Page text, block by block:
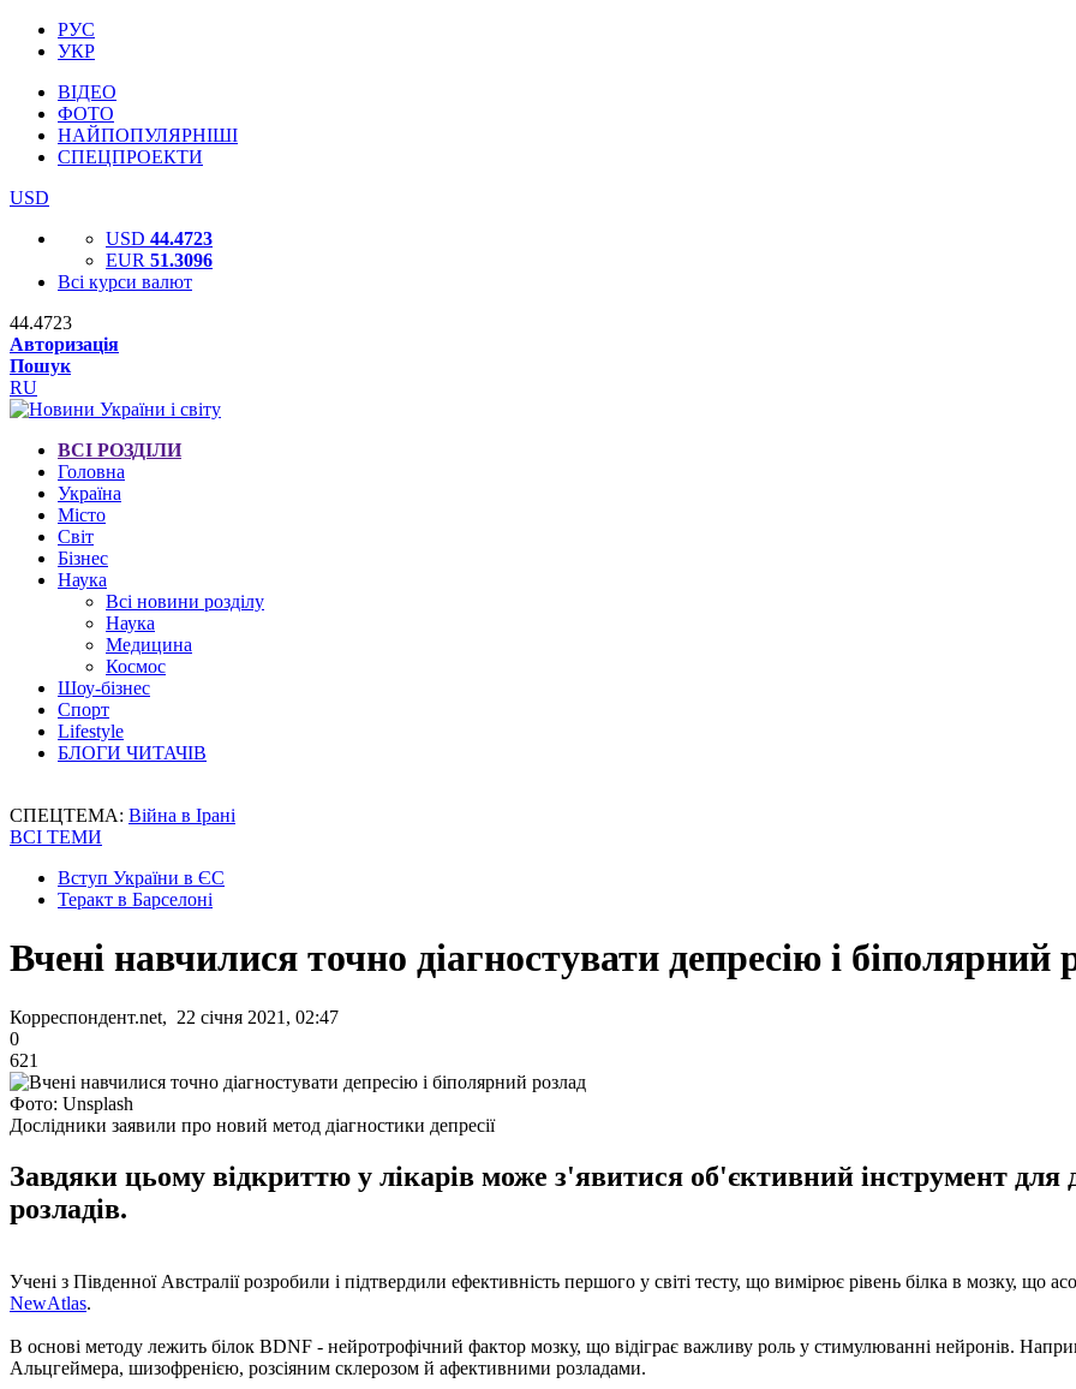
РУС
УКР
ВІДЕО
ФОТО
НАЙПОПУЛЯРНІШІ
СПЕЦПРОЕКТИ
USD
USD 44.4723
EUR 51.3096
Всі курси валют
44.4723
Авторизація
Пошук
RU
ВСІ РОЗДІЛИ
Головна
Україна
Місто
Світ
Бізнес
Наука
Всі новини розділу
Наука
Медицина
Космос
Шоу-бізнес
Спорт
Lifestyle
БЛОГИ ЧИТАЧІВ
СПЕЦТЕМА: Війна в Ірані
ВСІ ТЕМИ
Вступ України в ЄС
Теракт в Барселоні
Вчені навчилися точно діагностувати депресію і біполярний
Корреспондент.net, 22 січня 2021, 02:47
0
621
Фото: Unsplash
Дослідники заявили про новий метод діагностики депресії
Завдяки цьому відкриттю у лікарів може з'явитися об'єктивний інструмент для
розладів.
Учені з Південної Австралії розробили і підтвердили ефективність першого у світі тесту, що вимірює рівень білка в мозку, що
NewAtlas.
В основі методу лежить білок BDNF - нейротрофічний фактор мозку, що відіграє важливу роль у стимулюванні нейронів.
Альцгеймера, шизофренією, розсіяним склерозом й афективними розладами.